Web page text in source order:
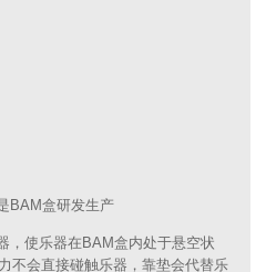
BAM盒研发生产
，使乐器在BAM盒内处于悬空状
不会直接碰触乐器，靠垫会代替乐